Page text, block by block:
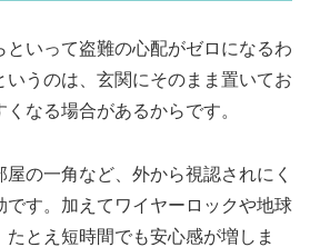
といって盗難の心配がゼロになるわ
いうのは、玄関にそのまま置いてお
なる場合があるからです。
の一角など、外から視認されにく
です。加えてワイヤーロックや地球
たとえ短時間でも安心感が増しま